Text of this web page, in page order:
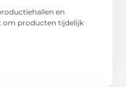
en
om producten tijdelijk